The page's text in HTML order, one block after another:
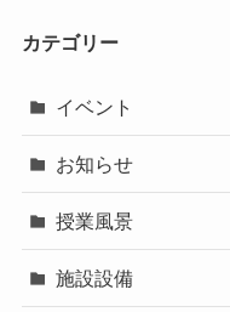
カテゴリー
イベント
お知らせ
授業風景
施設設備